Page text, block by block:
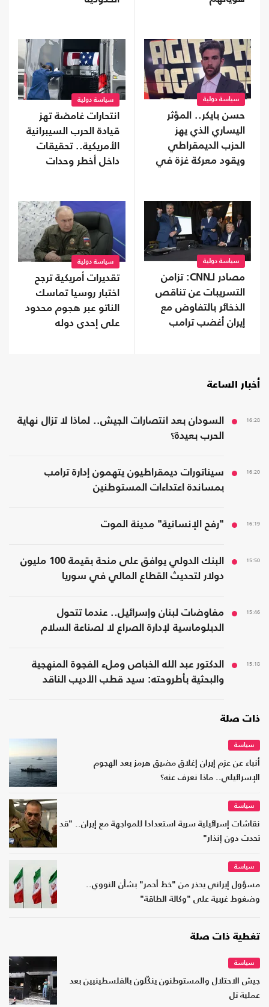
سياسة دولية
حسن بايكر.. المؤثر
اليساري الذي يهز
الحزب الديمقراطي
ويقود معركة غزة في
سياسة دولية
انتحارات غامضة تهز
قيادة الحرب السيبرانية
الأمريكية.. تحقيقات
داخل أخطر وحدات
سياسة دولية
مصادر لـCNN: تزامن
التسريبات عن تناقص
الذخائر بالتفاوض مع
إيران أغضب ترامب
سياسة دولية
تقديرات أمريكية ترجح
اختبار روسيا تماسك
الناتو عبر هجوم محدود
على إحدى دوله
أخبار الساعة
16:28
السودان بعد انتصارات الجيش.. لماذا لا تزال نهاية
الحرب بعيدة؟
16:20
سيناتورات ديمقراطيون يتهمون إدارة ترامب
بمساندة اعتداءات المستوطنين
16:19 "رفح الإنسانية" مدينة الموت
15:50
البنك الدولي يوافق على منحة بقيمة 100 مليون
دولار لتحديث القطاع المالي في سوريا
15:46
مفاوضات لبنان وإسرائيل.. عندما تتحول
الدبلوماسية لإدارة الصراع لا لصناعة السلام
15:18
الدكتور عبد الله الخباص وملء الفجوة المنهجية
والبحثية بأطروحته: سيد قطب الأديب الناقد
ذات صلة
سياسة
أنباء عن عزم إيران إغلاق مضيق هرمز بعد الهجوم
الإسرائيلي.. ماذا نعرف عنه؟
سياسة
نقاشات إسرائيلية سرية استعدادا للمواجهة مع إيران.. "قد
تحدث دون إنذار"
سياسة
مسؤول إيراني يحذر من "خط أحمر" بشأن النووي..
وضغوط غربية على "وكالة الطاقة"
تغطية ذات صلة
سياسة
جيش الاحتلال والمستوطنون ينكّلون بالفلسطينيين بعد
عملية تل